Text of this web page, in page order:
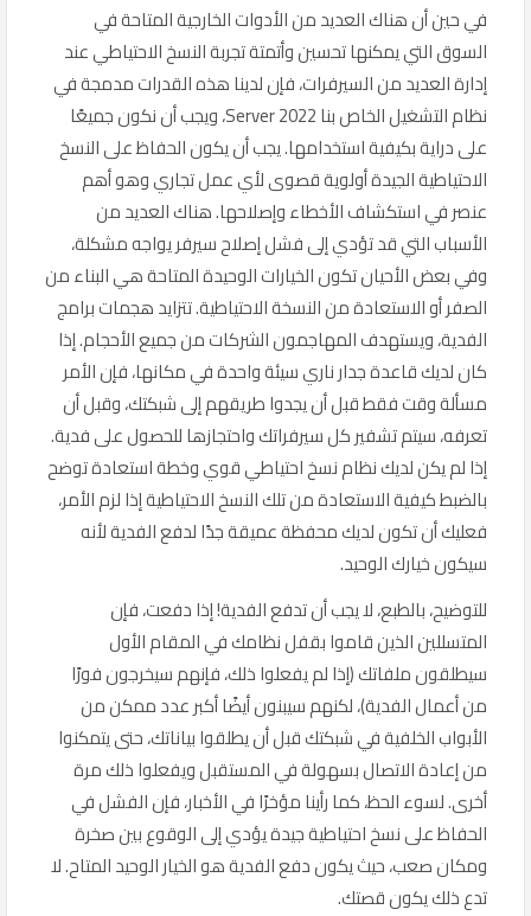
في حين أن هناك العديد من الأدوات الخارجية المتاحة في
السوق التي يمكنها تحسين وأتمتة تجربة النسخ الاحتياطي عند
إدارة العديد من السيرفرات، فإن لدينا هذه القدرات مدمجة في
نظام التشغيل الخاص بنا Server 2022، ويجب أن نكون جميعًا
على دراية بكيفية استخدامها. يجب أن يكون الحفاظ على النسخ
الاحتياطية الجيدة أولوية قصوى لأي عمل تجاري وهو أهم
عنصر في استكشاف الأخطاء وإصلاحها. هناك العديد من
الأسباب التي قد تؤدي إلى فشل إصلاح سيرفر يواجه مشكلة،
وفي بعض الأحيان تكون الخيارات الوحيدة المتاحة هي البناء من
الصفر أو الاستعادة من النسخة الاحتياطية. تتزايد هجمات برامج
الفدية، ويستهدف المهاجمون الشركات من جميع الأحجام. إذا
كان لديك قاعدة جدار ناري سيئة واحدة في مكانها، فإن الأمر
مسألة وقت فقط قبل أن يجدوا طريقهم إلى شبكتك، وقبل أن
تعرفه، سيتم تشفير كل سيرفراتك واحتجازها للحصول على فدية.
إذا لم يكن لديك نظام نسخ احتياطي قوي وخطة استعادة توضح
بالضبط كيفية الاستعادة من تلك النسخ الاحتياطية إذا لزم الأمر،
فعليك أن تكون لديك محفظة عميقة جدًا لدفع الفدية لأنه
سيكون خيارك الوحيد.
للتوضيح، بالطبع، لا يجب أن تدفع الفدية! إذا دفعت، فإن
المتسللين الذين قاموا بقفل نظامك في المقام الأول
سيطلقون ملفاتك (إذا لم يفعلوا ذلك، فإنهم سيخرجون فورًا
من أعمال الفدية)، لكنهم سيبنون أيضًا أكبر عدد ممكن من
الأبواب الخلفية في شبكتك قبل أن يطلقوا بياناتك، حتى يتمكنوا
من إعادة الاتصال بسهولة في المستقبل ويفعلوا ذلك مرة
أخرى. لسوء الحظ، كما رأينا مؤخرًا في الأخبار، فإن الفشل في
الحفاظ على نسخ احتياطية جيدة يؤدي إلى الوقوع بين صخرة
ومكان صعب، حيث يكون دفع الفدية هو الخيار الوحيد المتاح. لا
تدع ذلك يكون قصتك.